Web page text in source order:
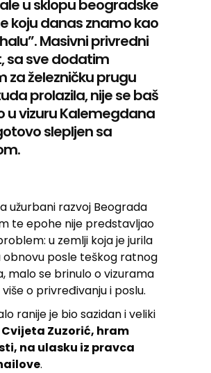
u sklopu beogradske
koju danas znamo kao
Masivni privredni
sa sve dodatim
za železničku prugu
prolazila, nije se baš
u vizuru Kalemegdana
slepljen sa
užurbani razvoj Beograda
te epohe nije predstavljao
u zemlji koja je jurila
obnovu posle teškog ratnog
malo se brinulo o vizurama
o privređivanju i poslu.
ranije je bio sazidan i veliki
Zuzorić, hram
na ulasku iz pravca
.